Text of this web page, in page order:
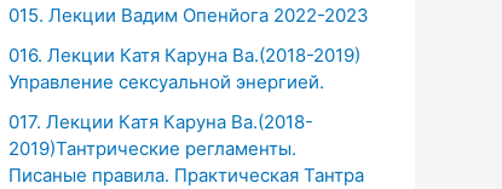
015. Лекции Вадим Опенйога 2022-2023
016. Лекции Катя Каруна Ва.(2018-2019)
Управление сексуальной энергией.
017. Лекции Катя Каруна Ва.(2018-
2019)Тантрические регламенты.
Писаные правила. Практическая Тантра